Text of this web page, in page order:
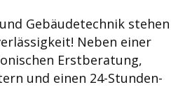
Gebäudetechnik stehen
Neben einer
Erstberatung,
und einen 24-Stunden-